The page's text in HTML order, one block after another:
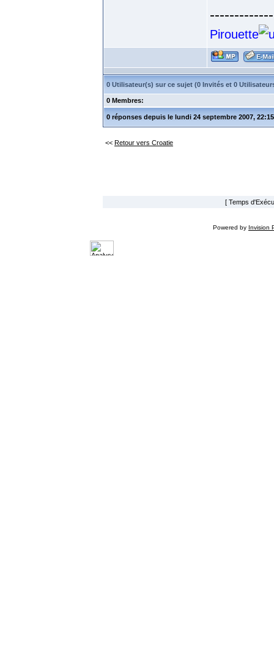
Pirouette
0 Utilisateur(s) sur ce sujet (0 Invités et 0
0 Membres:
0 réponses depuis le lundi 24 septembre 2007, 22:15
<< Retour vers Croatie
[ Temps
Powered by Invision